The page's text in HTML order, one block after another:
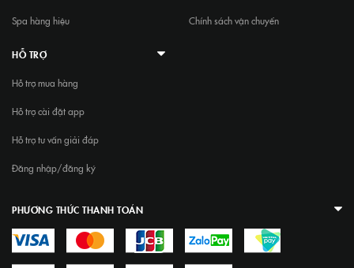
Spa hàng hiệu
Chính sách vận chuyển
HỖ TRỢ
Hỗ trợ mua hàng
Hỗ trợ cài đặt app
Hỗ trợ tư vấn giải đáp
Đăng nhập/đăng ký
PHƯƠNG THỨC THANH TOÁN